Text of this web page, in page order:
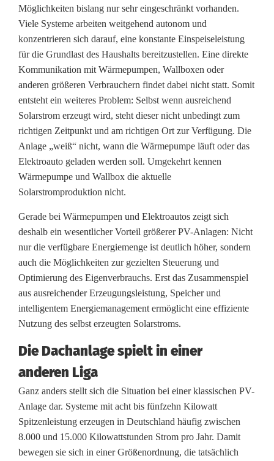
Möglichkeiten bislang nur sehr eingeschränkt vorhanden.
Viele Systeme arbeiten weitgehend autonom und
konzentrieren sich darauf, eine konstante Einspeiseleistung
für die Grundlast des Haushalts bereitzustellen. Eine direkte
Kommunikation mit Wärmepumpen, Wallboxen oder
anderen größeren Verbrauchern findet dabei nicht statt. Somit
entsteht ein weiteres Problem: Selbst wenn ausreichend
Solarstrom erzeugt wird, steht dieser nicht unbedingt zum
richtigen Zeitpunkt und am richtigen Ort zur Verfügung. Die
Anlage „weiß“ nicht, wann die Wärmepumpe läuft oder das
Elektroauto geladen werden soll. Umgekehrt kennen
Wärmepumpe und Wallbox die aktuelle
Solarstromproduktion nicht.
Gerade bei Wärmepumpen und Elektroautos zeigt sich
deshalb ein wesentlicher Vorteil größerer PV-Anlagen: Nicht
nur die verfügbare Energiemenge ist deutlich höher, sondern
auch die Möglichkeiten zur gezielten Steuerung und
Optimierung des Eigenverbrauchs. Erst das Zusammenspiel
aus ausreichender Erzeugungsleistung, Speicher und
intelligentem Energiemanagement ermöglicht eine effiziente
Nutzung des selbst erzeugten Solarstroms.
Die Dachanlage spielt in einer
anderen Liga
Ganz anders stellt sich die Situation bei einer klassischen PV-
Anlage dar. Systeme mit acht bis fünfzehn Kilowatt
Spitzenleistung erzeugen in Deutschland häufig zwischen
8.000 und 15.000 Kilowattstunden Strom pro Jahr. Damit
bewegen sie sich in einer Größenordnung, die tatsächlich